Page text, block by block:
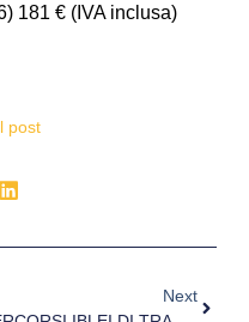
181 € (IVA inclusa)
post
Next